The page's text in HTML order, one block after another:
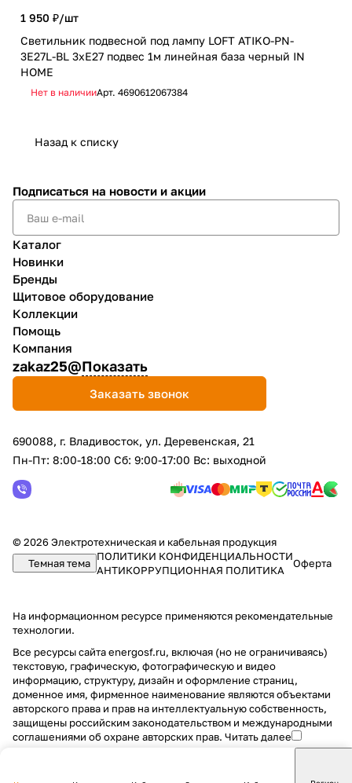
1 950 ₽/шт
Светильник подвесной под лампу LOFT ATIKO-PN-
3E27L-BL 3хЕ27 подвес 1м линейная база черный IN
HOME
Нет в наличииАрт. 4690612067384
Назад к списку
Подписаться на новости и акции
Каталог
Новинки
Бренды
Щитовое оборудование
Коллекции
Помощь
Компания
zakaz25@Показать
Заказать звонок
690088, г. Владивосток, yл. Деревенская, 21
Пн-Пт: 8:00-18:00 Сб: 9:00-17:00 Вс: выходной
© 2026 Электротехническая и кабельная продукция
Темная тема
ПОЛИТИКИ КОНФИДЕНЦИАЛЬНОСТИ
АНТИКОРРУПЦИОННАЯ ПОЛИТИКА
Оферта
На информационном ресурсе применяются рекомендательные
технологии.
Все ресурсы сайта energosf.ru, включая (но не ограничиваясь)
текстовую, графическую, фотографическую и видео
информацию, структуру, дизайн и оформление страниц,
доменное имя, фирменное наименование являются объектами
авторского права и прав на интеллектуальную собственность,
защищены российским законодательством и международными
соглашениями об охране авторских прав. Читать далее